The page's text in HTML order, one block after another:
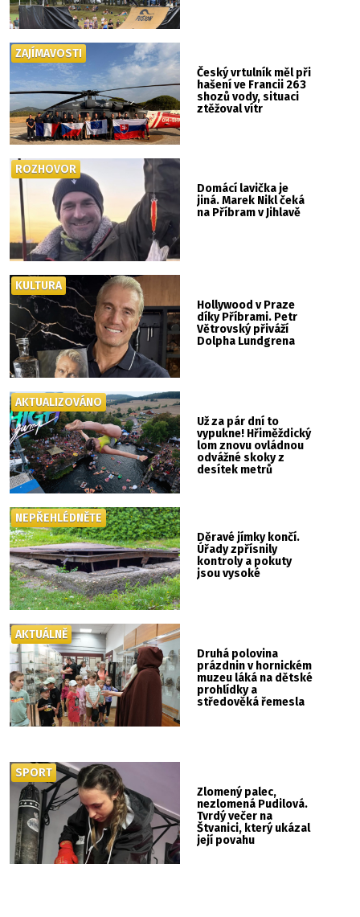
Český vrtulník měl při
hašení ve Francii 263
shozů vody, situaci
ztěžoval vítr
ZAJÍMAVOSTI
Domácí lavička je
jiná. Marek Nikl čeká
na Příbram v Jihlavě
ROZHOVOR
Hollywood v Praze
díky Příbrami. Petr
Větrovský přiváží
Dolpha Lundgrena
KULTURA
Už za pár dní to
vypukne! Hřiměždický
lom znovu ovládnou
odvážné skoky z
desítek metrů
AKTUALIZOVÁNO
Děravé jímky končí.
Úřady zpřísnily
kontroly a pokuty
jsou vysoké
NEPŘEHLÉDNĚTE
Druhá polovina
prázdnin v hornickém
muzeu láká na dětské
prohlídky a
středověká řemesla
AKTUÁLNĚ
Zlomený palec,
nezlomená Pudilová.
Tvrdý večer na
Štvanici, který ukázal
její povahu
SPORT